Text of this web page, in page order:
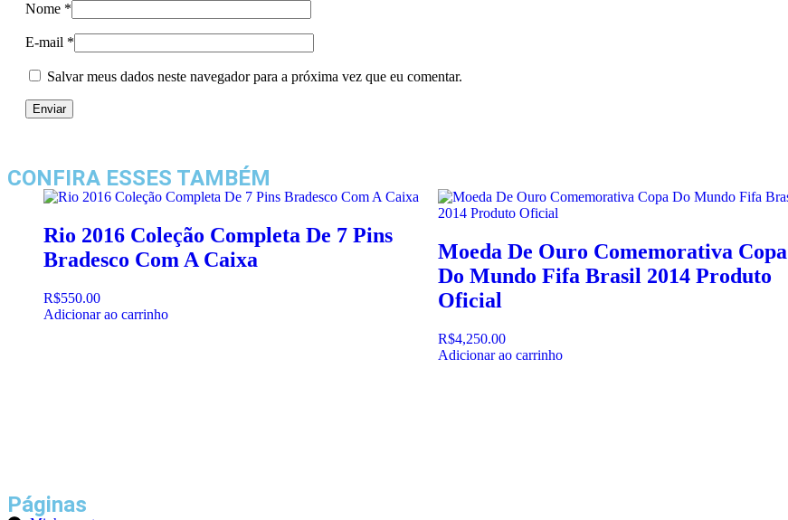
Nome *
E-mail *
Salvar meus dados neste navegador para a próxima vez que eu comentar.
CONFIRA ESSES TAMBÉM
Rio 2016 Coleção Completa De 7 Pins
Bradesco Com A Caixa
R$550.00
Adicionar ao carrinho
Moeda De Ouro Comemorativa Copa
Do Mundo Fifa Brasil 2014 Produto
Oficial
R$4,250.00
Adicionar ao carrinho
Páginas